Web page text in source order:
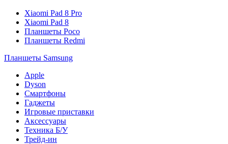
Xiaomi Pad 8 Pro
Xiaomi Pad 8
Планшеты Poco
Планшеты Redmi
Планшеты Samsung
Apple
Dyson
Смартфоны
Гаджеты
Игровые приставки
Аксессуары
Техника Б/У
Трейд-ин